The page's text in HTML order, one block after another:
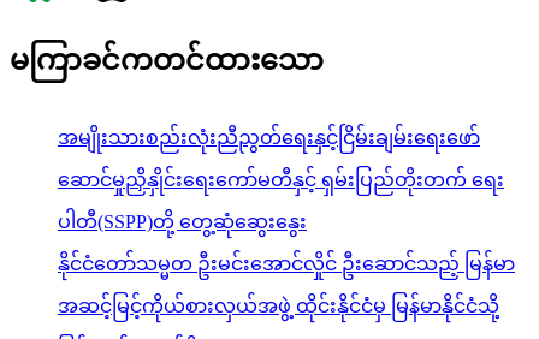
မကြာခင်ကတင်ထားသော
အမျိုးသားစည်းလုံးညီညွတ်ရေးနှင့်ငြိမ်းချမ်းရေးဖော်
ဆောင်မှုညှိနှိုင်းရေးကော်မတီနှင့် ရှမ်းပြည်တိုးတက် ရေး
ပါတီ(SSPP)တို့ တွေ့ဆုံဆွေးနွေး
နိုင်ငံတော်သမ္မတ ဦးမင်းအောင်လှိုင် ဦးဆောင်သည့် မြန်မာ
အဆင့်မြင့်ကိုယ်စားလှယ်အဖွဲ့ ထိုင်းနိုင်ငံမှ မြန်မာနိုင်ငံသို့